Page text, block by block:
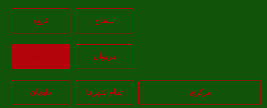
سنندج قروه
مريوان
مرکزی تمام شهر‌ها دلیجان